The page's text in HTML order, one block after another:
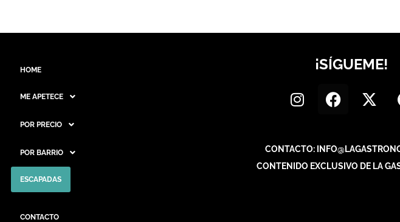
HOME
ME APETECE
POR PRECIO
POR BARRIO
ESCAPADAS
CONTACTO
¡SÍGUEME!
CONTACTO:
CONTENIDO EXCLUSIVO DE LA